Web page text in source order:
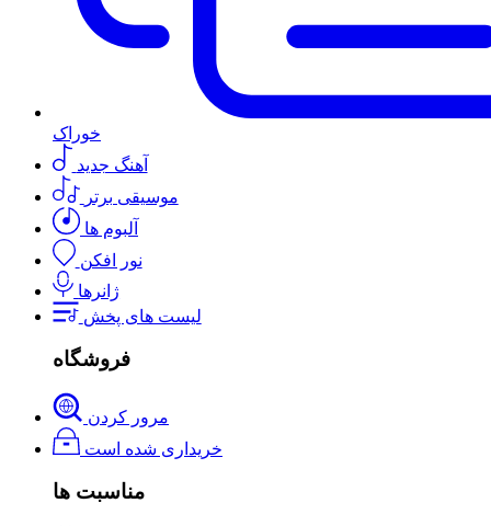
خوراک
آهنگ جدید
موسیقی برتر
آلبوم ها
نور افکن
ژانرها
لیست های پخش
فروشگاه
مرور کردن
خریداری شده است
مناسبت ها